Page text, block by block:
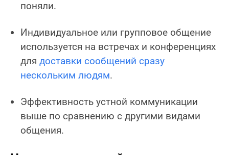
поняли.
Индивидуальное или групповое общение
используется на встречах и конференциях
для доставки сообщений сразу
нескольким людям.
Эффективность устной коммуникации
выше по сравнению с другими видами
общения.